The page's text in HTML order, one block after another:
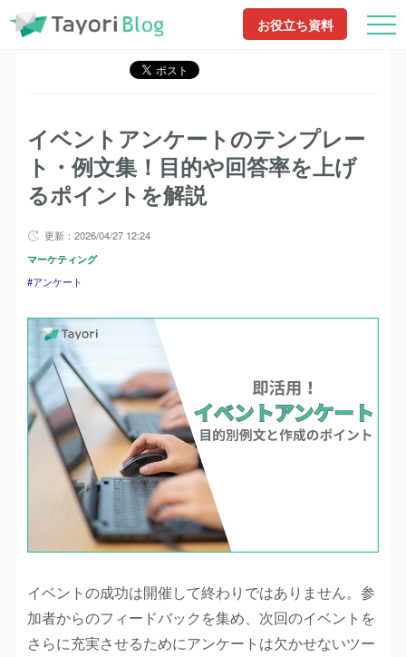
お役立ち資料
TayoriBlog 記事一覧
イベントアンケートのテンプレート・例
文集！目的や回答率を上げるポイントを
イベントアンケートのテンプレー
ト・例文集！目的や回答率を上げ
るポイントを解説
更新：2026/04/27 12:24
マーケティング
アンケート
イベントの成功は開催して終わりではありません。参
加者からのフィードバックを集め、次回のイベントを
さらに充実させるためにアンケートは欠かせないツー